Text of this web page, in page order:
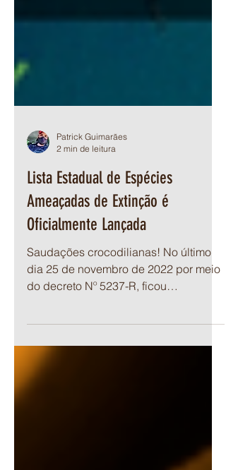
2 min de leitura
Lista Estadual de Espécies
Ameaçadas de Extinção é
Oficialmente Lançada
Saudações crocodilianas! No último
dia 25 de novembro de 2022 por meio
estabelecida a nova Lista Estadual...